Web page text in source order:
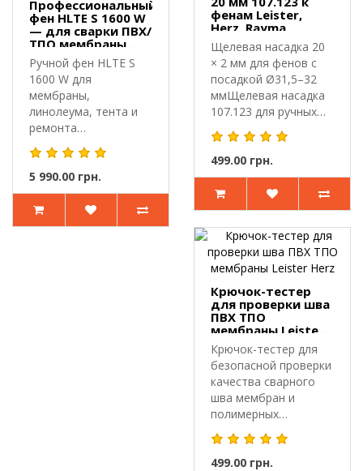
Профессиональный
фен HLTE S 1600 W
— для сварки ПВХ/
ТПО мембраны,
тента, лайнера,
пластика прутком
Ручной фен HLTE S
1600 W для
мембраны,
линолеума, тента и
ремонта
пластика.Профессиональный
фен HLTE..
5 990.00 грн.
фенам Leister,
Herz, Rayma,
Goodizol, Neico и
другим
Щелевая насадка 20
× 2 мм для фенов с
посадкой Ø31,5–32
ммЩелевая насадка
107.123 для ручных
сварочн..
499.00 грн.
Крючок-тестер
для проверки шва
ПВХ ТПО
мембраны Leister
Herz
Крючок-тестер для
безопасной проверки
качества сварного
шва мембран и
полимерных
материалов.Крючок-
т..
499.00 грн.